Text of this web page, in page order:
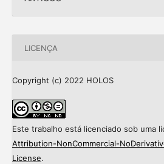
LICENÇA
Copyright (c) 2022 HOLOS
Este trabalho está licenciado sob uma
Attribution-NonCommercial-
License.